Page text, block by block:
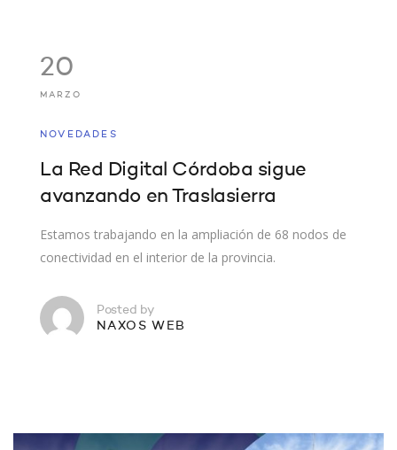
20
MARZO
NOVEDADES
La Red Digital Córdoba sigue
avanzando en Traslasierra
Estamos trabajando en la ampliación de 68 nodos de
conectividad en el interior de la provincia.
Posted by
NAXOS WEB